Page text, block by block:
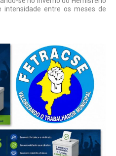
intensidade entre os meses de